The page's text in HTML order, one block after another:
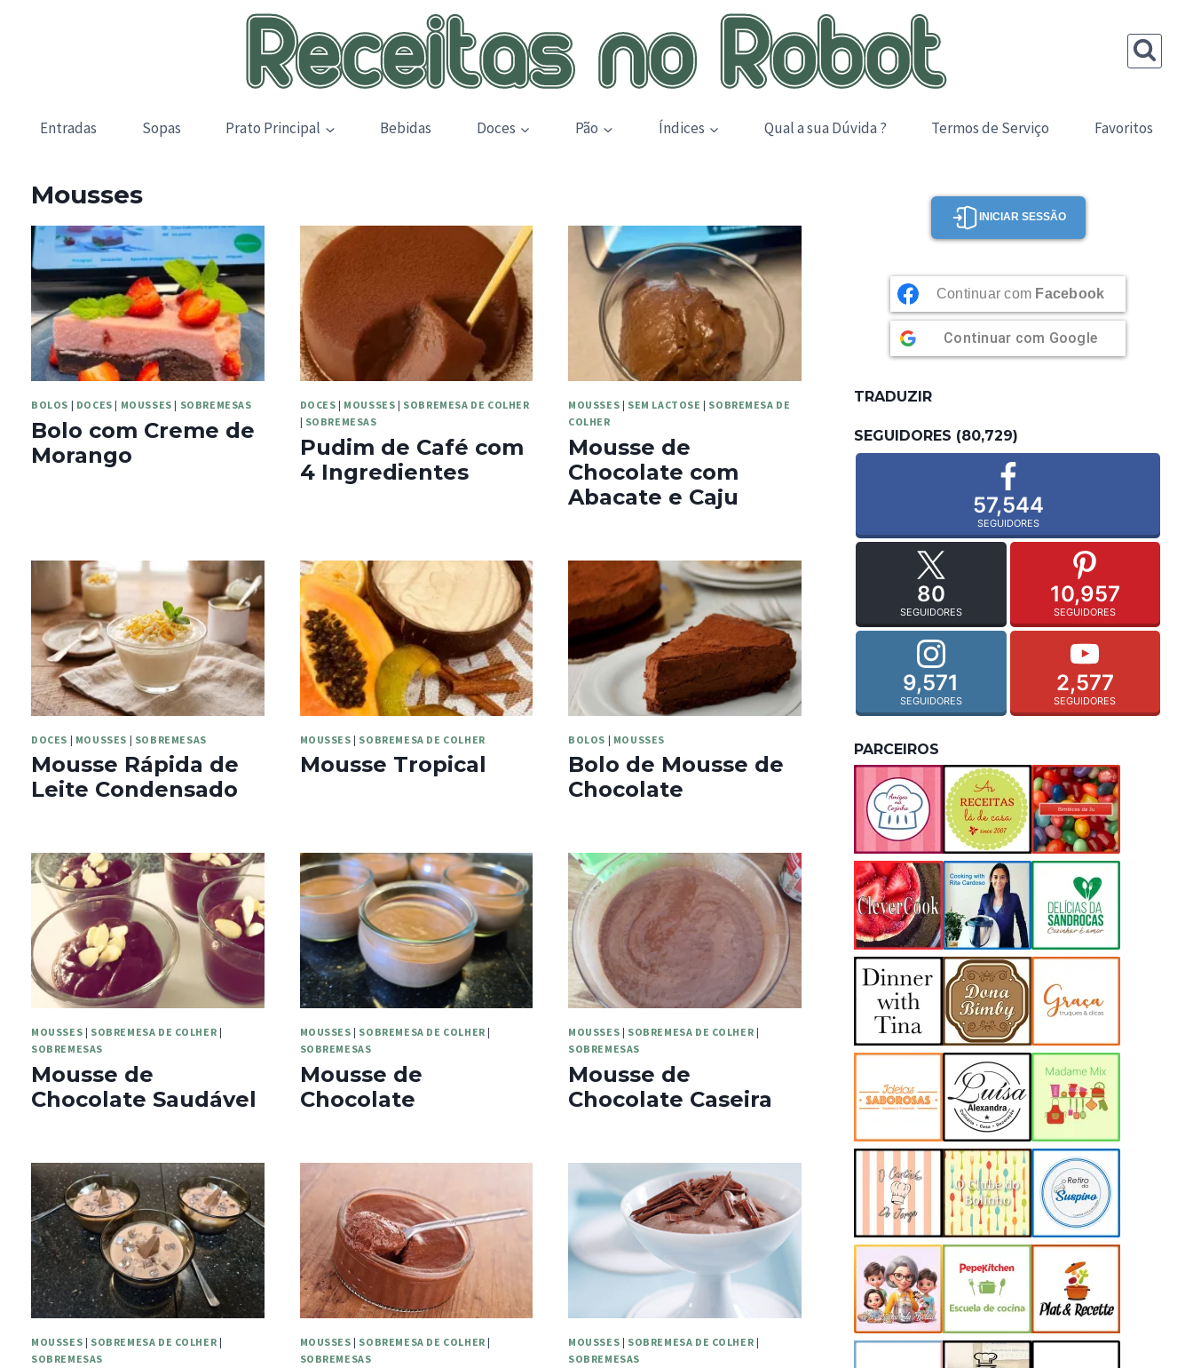
Entradas Sopas Prato Principal Bebidas Doces Pão Índices Qual a sua Dúvida ? Termos de Serviço Favoritos
Mousses
BOLOS | DOCES | MOUSSES | SOBREMESAS
Bolo com Creme de
Morango
DOCES | MOUSSES | SOBREMESA DE COLHER
| SOBREMESAS
Pudim de Café com
4 Ingredientes
MOUSSES | SEM LACTOSE | SOBREMESA DE
COLHER
Mousse de
Chocolate com
Abacate e Caju
DOCES | MOUSSES | SOBREMESAS
Mousse Rápida de
Leite Condensado
MOUSSES | SOBREMESA DE COLHER
Mousse Tropical
BOLOS | MOUSSES
Bolo de Mousse de
Chocolate
MOUSSES | SOBREMESA DE COLHER |
SOBREMESAS
Mousse de
Chocolate Saudável
MOUSSES | SOBREMESA DE COLHER |
SOBREMESAS
Mousse de
Chocolate
MOUSSES | SOBREMESA DE COLHER |
SOBREMESAS
Mousse de
Chocolate Caseira
MOUSSES | SOBREMESA DE COLHER |
SOBREMESAS
MOUSSES | SOBREMESA DE COLHER |
SOBREMESAS
MOUSSES | SOBREMESA DE COLHER |
SOBREMESAS
INICIAR SESSÃO
Continuar com Facebook
Continuar com Google
TRADUZIR
SEGUIDORES (80,729)
57,544
SEGUIDORES
80
SEGUIDORES
10,957
SEGUIDORES
9,571
SEGUIDORES
2,577
SEGUIDORES
PARCEIROS